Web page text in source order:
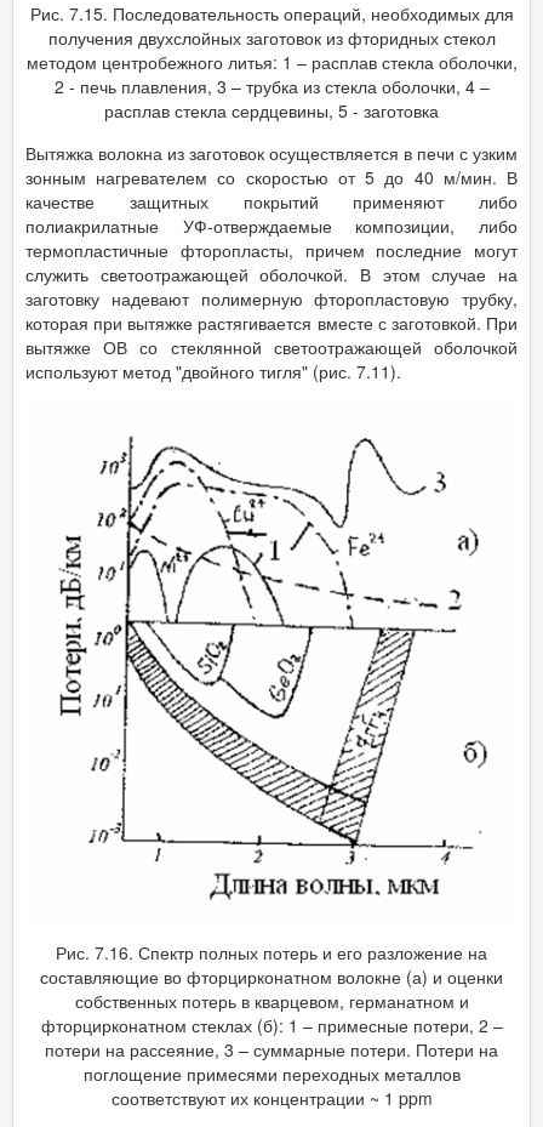
Рис. 7.15. Последовательность операций, необходимых для
получения двухслойных заготовок из фторидных стекол
методом центробежного литья: 1 – расплав стекла оболочки,
2 - печь плавления, 3 – трубка из стекла оболочки, 4 –
расплав стекла сердцевины, 5 - заготовка
Вытяжка волокна из заготовок осуществляется в печи с узким
зонным нагревателем со скоростью от 5 до 40 м/мин. В
качестве защитных покрытий применяют либо
полиакрилатные УФ-отверждаемые композиции, либо
термопластичные фторопласты, причем последние могут
служить светоотражающей оболочкой. В этом случае на
заготовку надевают полимерную фторопластовую трубку,
которая при вытяжке растягивается вместе с заготовкой. При
вытяжке ОВ со стеклянной светоотражающей оболочкой
используют метод "двойного тигля" (рис. 7.11).
Рис. 7.16. Спектр полных потерь и его разложение на
составляющие во фторцирконатном волокне (а) и оценки
собственных потерь в кварцевом, германатном и
фторцирконатном стеклах (б): 1 – примесные потери, 2 –
потери на рассеяние, 3 – суммарные потери. Потери на
поглощение примесями переходных металлов
соответствуют их концентрации ~ 1 ppm